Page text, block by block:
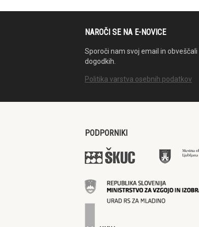
NAROČI SE NA E-NOVICE
Sporoči nam svoj email in
dogodkih.
Politika varstva osebnih podatkov
PODPORNIKI